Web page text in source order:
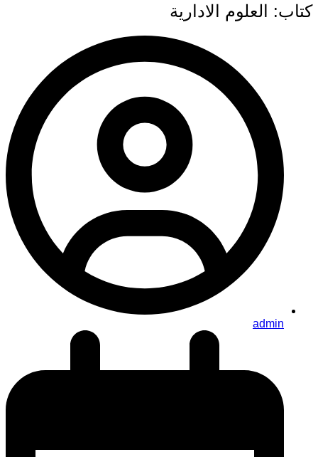
كتاب: العلوم الادارية
admin